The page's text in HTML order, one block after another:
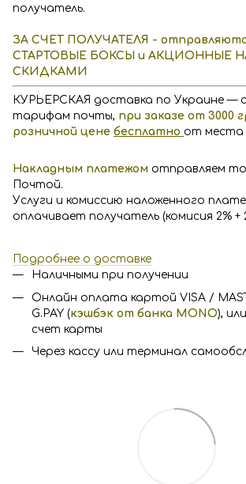
получатель.
ЗА СЧЕТ ПОЛУЧАТЕЛЯ -
СТАРТОВЫЕ БОКСЫ и АКЦИОННЫЕ
СКИДКАМИ
КУРЬЕРСКАЯ доставка по Украине —
тарифам почты, при заказе от 3000
розничной цене бесплатно от места
Накладным платежом отправляем
Почтой.
Услуги и комиссию наложенного
оплачивает получатель (комисия 2% +
Подробнее о доставке
Наличными при получении
Онлайн оплата картой VISA /
G.PAY (кэшбэк от банка MONO),
счет карты
Через кассу или терминал